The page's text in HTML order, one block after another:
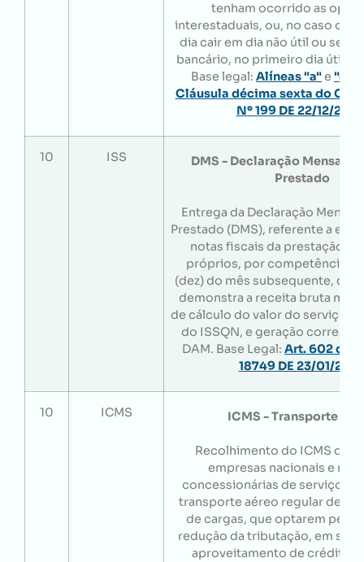
tenham ocorrido as
interestaduais, ou, no caso do
dia cair em dia não útil ou sem
bancário, no primeiro dia útil
Base legal: Alíneas "a"e "c"
Cláusula décima sexta do
Nº 199 DE 22/12/2022
10 ISS
DMS - Declaração Mensal
Prestado
Entrega da Declaração Mensal
Prestado (DMS), referente a
notas fiscais da prestação
próprios, por competência,
(dez) do mês subsequente,
demonstra a receita bruta
de cálculo do valor do serviço
do ISSQN, e geração
DAM. Base Legal: Art. 602 do
18749 DE 23/01/
10 ICMS ICMS - Transporte
Recolhimento do ICMS
empresas nacionais e
concessionárias de serviços
transporte aéreo regular de
de cargas, que optarem pelo
redução da tributação, em
aproveitamento de crédito